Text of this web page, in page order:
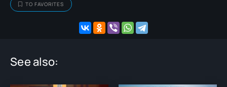
TO FAVORITES
See also: